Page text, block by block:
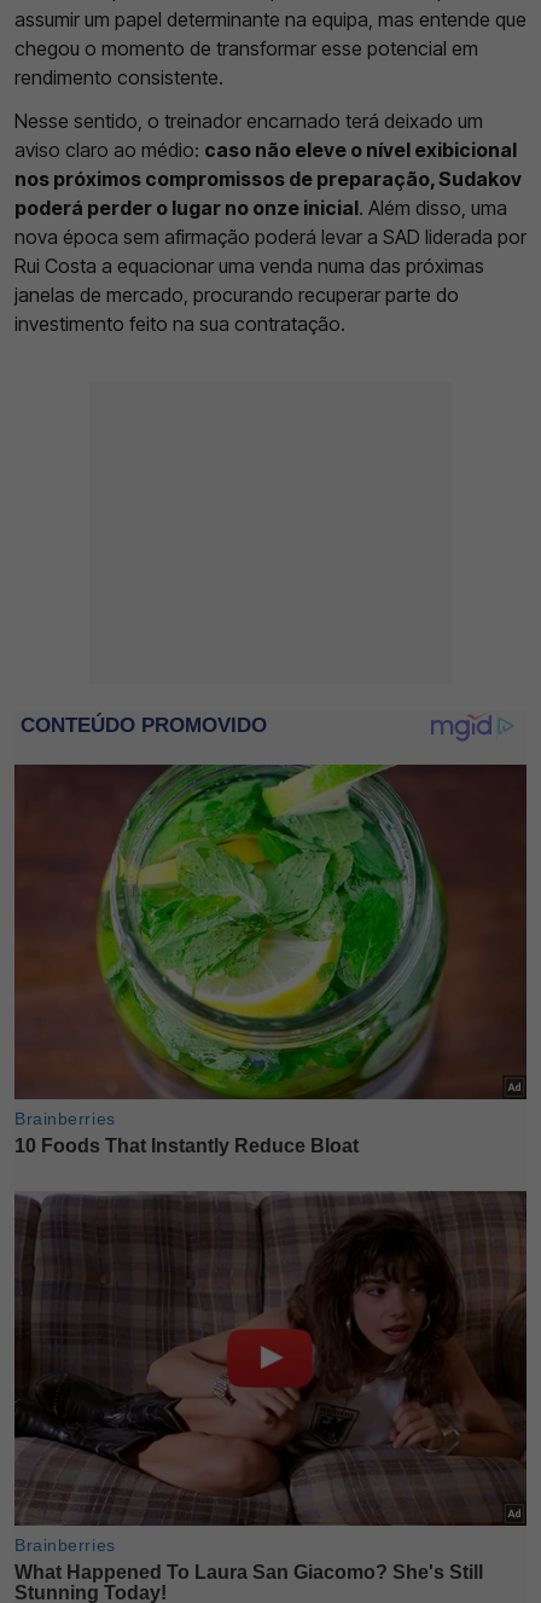
assumir um papel determinante na equipa, mas entende que
chegou o momento de transformar esse potencial em
rendimento consistente.
Nesse sentido, o treinador encarnado terá deixado um
aviso claro ao médio: caso não eleve o nível exibicional
nos próximos compromissos de preparação, Sudakov
poderá perder o lugar no onze inicial. Além disso, uma
nova época sem afirmação poderá levar a SAD liderada por
Rui Costa a equacionar uma venda numa das próximas
janelas de mercado, procurando recuperar parte do
investimento feito na sua contratação.